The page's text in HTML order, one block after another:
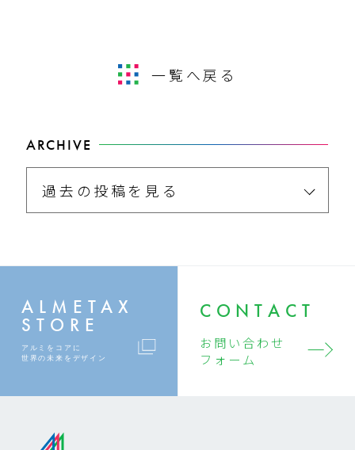
一覧へ戻る
ARCHIVE
過去の投稿を見る
ALMETAX
STORE
アルミをコアに
世界の未来をデザイン
CONTACT
お問い合わせ
フォーム